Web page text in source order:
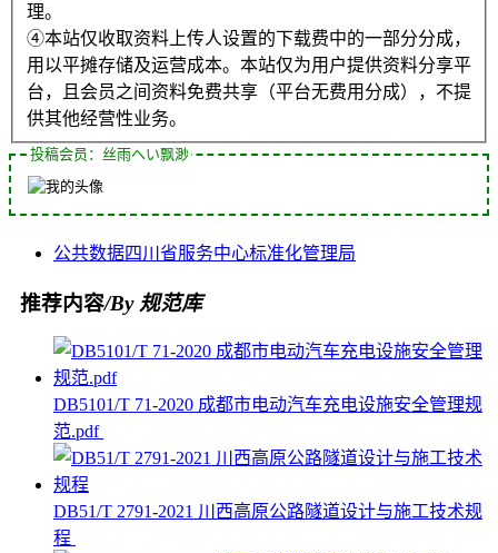
理。
④本站仅收取资料上传人设置的下载费中的一部分分成，
用以平摊存储及运营成本。本站仅为用户提供资料分享平
台，且会员之间资料免费共享（平台无费用分成），不提
供其他经营性业务。
投稿会员：丝雨へい飘渺
公共数据四川省服务中心标准化管理局
推荐内容/By 规范库
DB5101/T 71-2020 成都市电动汽车充电设施安全管理规
范.pdf
DB51/T 2791-2021 川西高原公路隧道设计与施工技术规
程